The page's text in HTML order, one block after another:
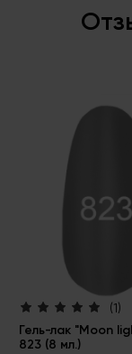
(1)
Гель-лак "Moon
823 (8 мл.)